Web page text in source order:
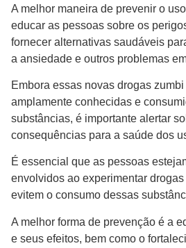
A melhor maneira de prevenir o
educar as pessoas sobre os
fornecer alternativas saudáveis
a ansiedade e outros problemas
Embora essas novas drogas
amplamente conhecidas e
substâncias, é importante alertar
consequências para a saúde dos
É essencial que as pessoas
envolvidos ao experimentar
evitem o consumo dessas
A melhor forma de prevenção é a
e seus efeitos, bem como o